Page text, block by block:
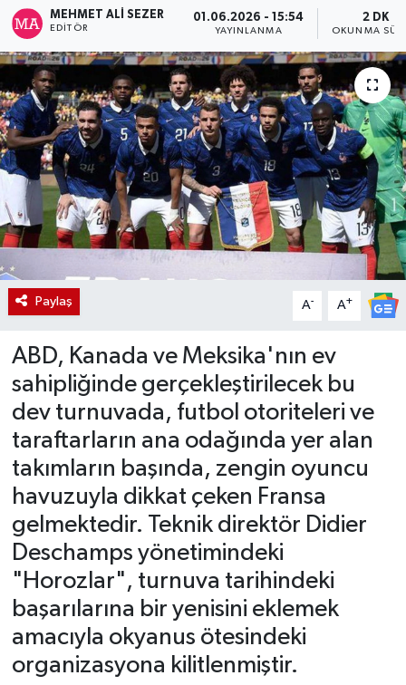
MEHMET ALI SEZER
EDITÖR
01.06.2026 - 15:54
YAYINLANMA
2 DK
OKUNMA
Paylaş A- A+
ABD, Kanada ve Meksika'nın ev
sahipliğinde gerçekleştirilecek bu
dev turnuvada, futbol otoriteleri ve
taraftarların ana odağında yer alan
takımların başında, zengin oyuncu
havuzuyla dikkat çeken Fransa
gelmektedir. Teknik direktör Didier
Deschamps yönetimindeki
"Horozlar", turnuva tarihindeki
başarılarına bir yenisini eklemek
amacıyla okyanus ötesindeki
organizasyona kilitlenmiştir.